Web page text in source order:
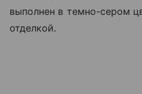
выполнен в темно-сером
отделкой.